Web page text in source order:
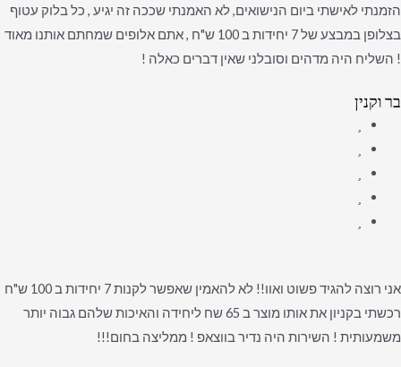
הזמנתי לאישתי ביום הנישואים, לא האמנתי שככה זה יגיע , כל בלוק עטוף
בצלופן במבצע של 7 יחידות ב 100 ש"ח , אתם אלופים שמחתם אותנו מאוד
! השליח היה מדהים וסובלני שאין דברים כאלה !
בר וקנין
אני רוצה להגיד פשוט ואוו!! לא להאמין שאפשר לקנות 7 יחידות ב 100 ש"ח
רכשתי בקניון את אותו מוצר ב 65 שח ליחידה והאיכות שלהם גבוה יותר
משמעותית ! השירות היה נדיר בווצאפ ! ממליצה בחום!!!